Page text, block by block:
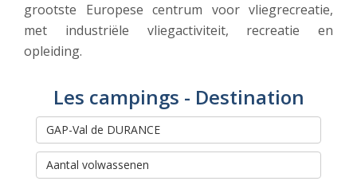
grootste Europese centrum voor vliegrecreatie,
met industriële vliegactiviteit, recreatie en
opleiding.
Les campings - Destination
Rechercher et réserver votre